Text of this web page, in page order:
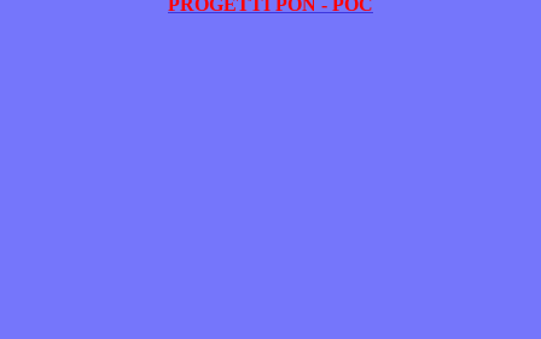
PROGETTI PON - POC